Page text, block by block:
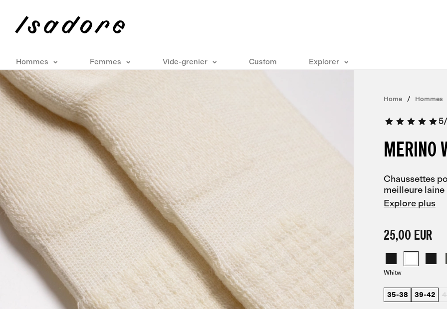
Hommes Femmes Vide-grenier Custom Explorer
Home Hommes
5
MERINO
Chaussettes
meilleure
Explore plus
25,00 EUR
Whitw
35-38 39-42